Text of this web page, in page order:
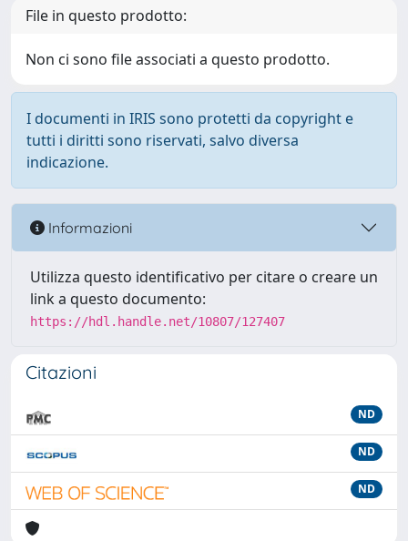
File in questo prodotto:
Non ci sono file associati a questo prodotto.
I documenti in IRIS sono protetti da copyright e
tutti i diritti sono riservati, salvo diversa
indicazione.
Informazioni
Utilizza questo identificativo per citare o creare un
link a questo documento:
https://hdl.handle.net/10807/127407
Citazioni
ND
ND
ND